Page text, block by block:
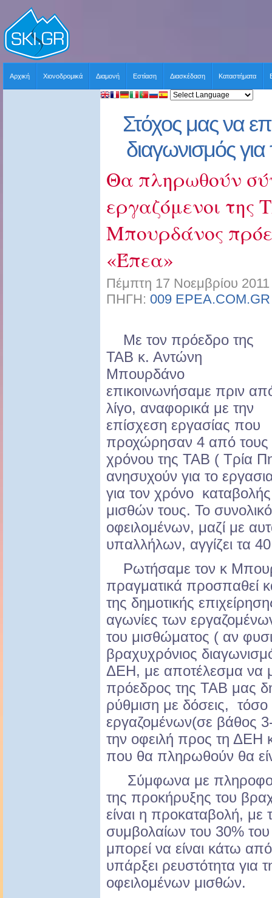
Αρχική Χιονοδρομικά Διαμονή Εστίαση Διασκέδαση Καταστήματα
Στόχος μας να
διαγωνισμός για
Θα πληρωθούν
εργαζόμενοι της
Μπουρδάνος
«Έπεα»
Πέμπτη 17 Νοεμβρίου
ΠΗΓΗ: 009 EPEA.COM.GR
Με τον πρόεδρο της
ΤΑΒ κ. Αντώνη
Μπουρδάνο
επικοινωνήσαμε πριν
λίγο, αναφορικά με την
επίσχεση εργασίας που
προχώρησαν 4 από τους
χρόνου της ΤΑΒ ( Τρία
ανησυχούν για το
για τον χρόνο
μισθών τους. Το
οφειλομένων, μαζί με
υπαλλήλων, αγγίζει τα
Ρωτήσαμε τον κ
πραγματικά προσπαθεί
της δημοτικής
αγωνίες των
του μισθώματος ( αν
βραχυχρόνιος
ΔΕΗ, με αποτέλεσμα να
πρόεδρος της ΤΑΒ μας
ρύθμιση με δόσεις, τόσο
εργαζομένων(σε βάθος
την οφειλή προς τη ΔΕΗ
που θα πληρωθούν θα
Σύμφωνα με
της προκήρυξης του
είναι η προκαταβολή,
συμβολαίων του 30%
μπορεί να είναι κάτω
υπάρξει ρευστότητα για
οφειλομένων μισθών.